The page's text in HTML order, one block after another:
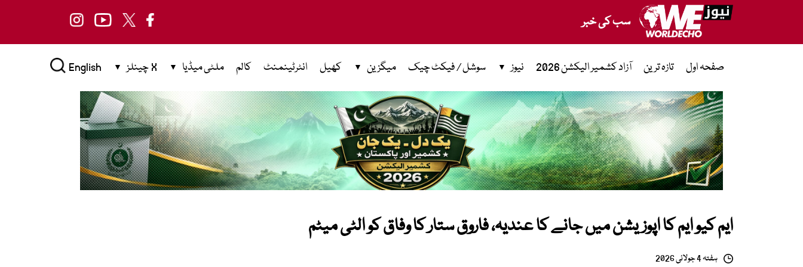
سب کی خبر
صفحہ اول تازہ ترین آزاد کشمیر الیکشن 2026 نیوز سوشل / فیکٹ چیک میگزین کھیل انٹرٹینمنٹ کالم ملٹی میڈیا X چینلز English
ایم کیو ایم کا اپوزیشن میں جانے کا عندیہ، فاروق ستار کا وفاق کو الٹی میٹم
ہفتہ 4 جولائی 2026